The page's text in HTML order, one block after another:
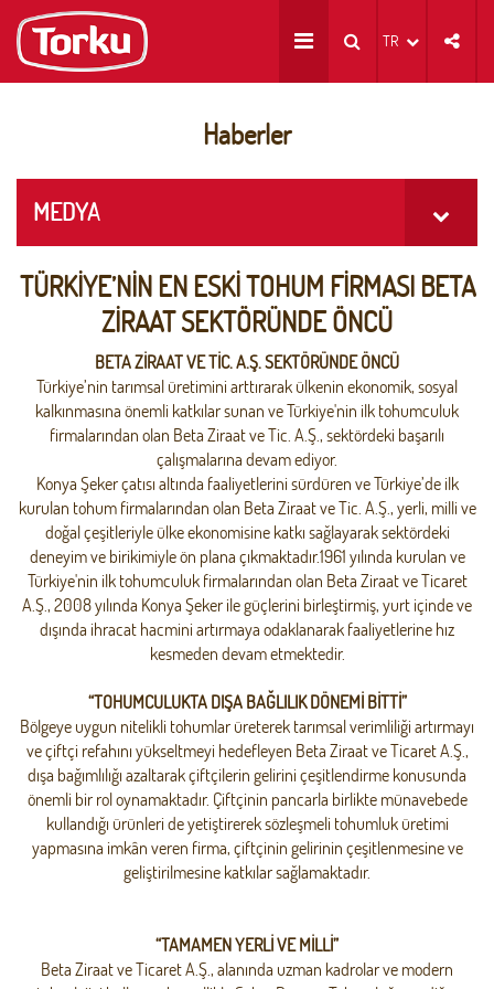
TR
Haberler
MEDYA
TÜRKİYE’NİN EN ESKİ TOHUM FİRMASI BETA
ZİRAAT SEKTÖRÜNDE ÖNCÜ
BETA ZİRAAT VE TİC. A.Ş. SEKTÖRÜNDE ÖNCÜ
Türkiye’nin tarımsal üretimini arttırarak ülkenin ekonomik, sosyal
kalkınmasına önemli katkılar sunan ve Türkiye'nin ilk tohumculuk
firmalarından olan Beta Ziraat ve Tic. A.Ş., sektördeki başarılı
çalışmalarına devam ediyor.
Konya Şeker çatısı altında faaliyetlerini sürdüren ve Türkiye’de ilk
kurulan tohum firmalarından olan Beta Ziraat ve Tic. A.Ş., yerli, milli ve
doğal çeşitleriyle ülke ekonomisine katkı sağlayarak sektördeki
deneyim ve birikimiyle ön plana çıkmaktadır.1961 yılında kurulan ve
Türkiye'nin ilk tohumculuk firmalarından olan Beta Ziraat ve Ticaret
A.Ş., 2008 yılında Konya Şeker ile güçlerini birleştirmiş, yurt içinde ve
dışında ihracat hacmini artırmaya odaklanarak faaliyetlerine hız
kesmeden devam etmektedir.
“TOHUMCULUKTA DIŞA BAĞLILIK DÖNEMİ BİTTİ”
Bölgeye uygun nitelikli tohumlar üreterek tarımsal verimliliği artırmayı
ve çiftçi refahını yükseltmeyi hedefleyen Beta Ziraat ve Ticaret A.Ş.,
dışa bağımlılığı azaltarak çiftçilerin gelirini çeşitlendirme konusunda
önemli bir rol oynamaktadır. Çiftçinin pancarla birlikte münavebede
kullandığı ürünleri de yetiştirerek sözleşmeli tohumluk üretimi
yapmasına imkân veren firma, çiftçinin gelirinin çeşitlenmesine ve
geliştirilmesine katkılar sağlamaktadır.
“TAMAMEN YERLİ VE MİLLİ”
Beta Ziraat ve Ticaret A.Ş., alanında uzman kadrolar ve modern